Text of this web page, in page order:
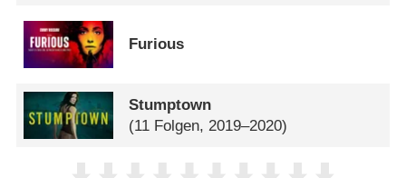
Furious
Stumptown
(11 Folgen, 2019–2020)